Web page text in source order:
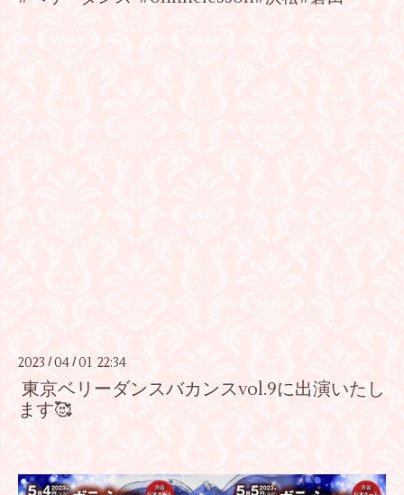
2023 / 04 /01 22:34
東京ベリーダンスバカンスvol.9に出演いたし
ます🥰